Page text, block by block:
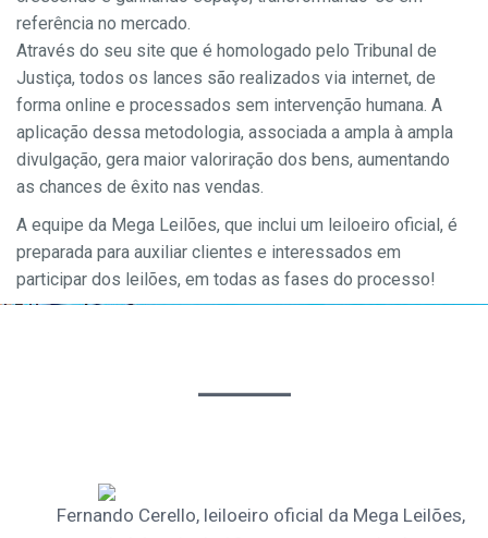
referência no mercado.
Através do seu site que é homologado pelo Tribunal de
Justiça, todos os lances são realizados via internet, de
forma online e processados sem intervenção humana. A
aplicação dessa metodologia, associada a ampla à ampla
divulgação, gera maior valoriração dos bens, aumentando
as chances de êxito nas vendas.
A equipe da Mega Leilões, que inclui um leiloeiro oficial, é
preparada para auxiliar clientes e interessados em
participar dos leilões, em todas as fases do processo!
Fernando Cerello, leiloeiro oficial da Mega Leilões,